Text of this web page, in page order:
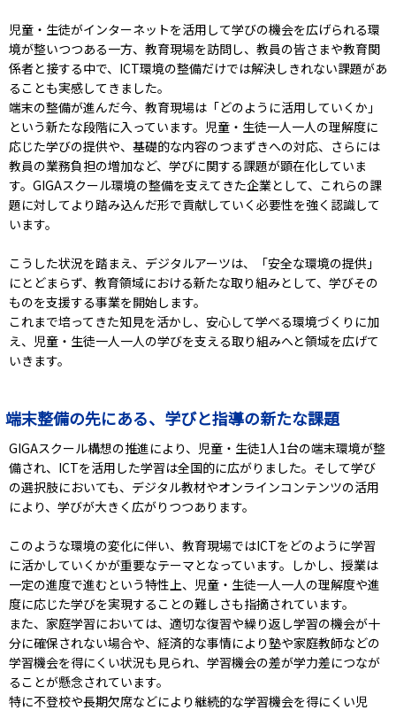
児童・生徒がインターネットを活用して学びの機会を広げられる環
境が整いつつある一方、教育現場を訪問し、教員の皆さまや教育関
係者と接する中で、ICT環境の整備だけでは解決しきれない課題があ
ることも実感してきました。
端末の整備が進んだ今、教育現場は「どのように活用していくか」
という新たな段階に入っています。児童・生徒一人一人の理解度に
応じた学びの提供や、基礎的な内容のつまずきへの対応、さらには
教員の業務負担の増加など、学びに関する課題が顕在化していま
す。GIGAスクール環境の整備を支えてきた企業として、これらの課
題に対してより踏み込んだ形で貢献していく必要性を強く認識して
います。
こうした状況を踏まえ、デジタルアーツは、「安全な環境の提供」
にとどまらず、教育領域における新たな取り組みとして、学びその
ものを支援する事業を開始します。
これまで培ってきた知見を活かし、安心して学べる環境づくりに加
え、児童・生徒一人一人の学びを支える取り組みへと領域を広げて
いきます。
端末整備の先にある、学びと指導の新たな課題
GIGAスクール構想の推進により、児童・生徒1人1台の端末環境が整
備され、ICTを活用した学習は全国的に広がりました。そして学び
の選択肢においても、デジタル教材やオンラインコンテンツの活用
により、学びが大きく広がりつつあります。
このような環境の変化に伴い、教育現場ではICTをどのように学習
に活かしていくかが重要なテーマとなっています。しかし、授業は
一定の進度で進むという特性上、児童・生徒一人一人の理解度や進
度に応じた学びを実現することの難しさも指摘されています。
また、家庭学習においては、適切な復習や繰り返し学習の機会が十
分に確保されない場合や、経済的な事情により塾や家庭教師などの
学習機会を得にくい状況も見られ、学習機会の差が学力差につなが
ることが懸念されています。
特に不登校や長期欠席などにより継続的な学習機会を得にくい児